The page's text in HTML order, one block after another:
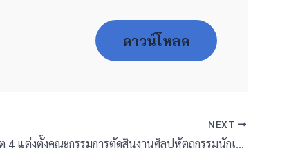
ดาวน์โหลด
NEXT
สพป.บุรีรัมย์ เขต 4 แต่งตั้งคณะกรรมการตัดสินงานศิลปหัตถกรรมนักเรียน ครั้งที่ 73 ระดับเขตพื้นที่การศึกษา